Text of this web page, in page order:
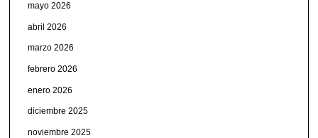
mayo 2026
abril 2026
marzo 2026
febrero 2026
enero 2026
diciembre 2025
noviembre 2025